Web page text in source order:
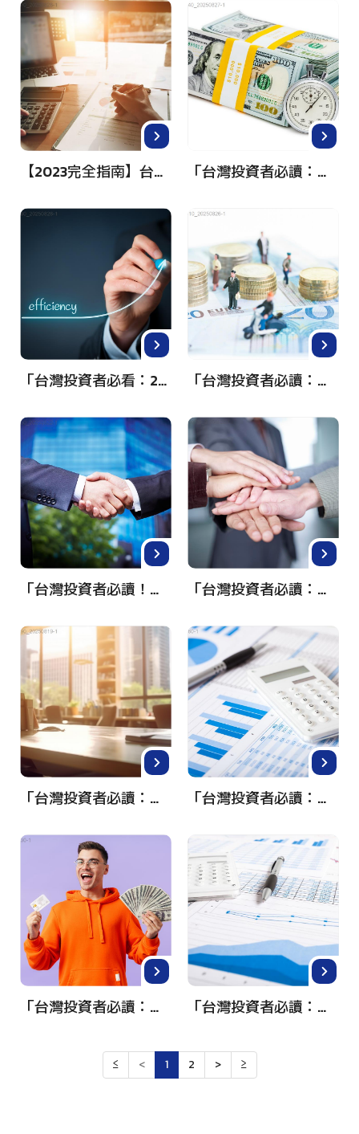
【2023完全指南】台灣投資者如何輕鬆入門美國股市？掌握關鍵策略！ 「台灣投資者必讀：如何輕鬆投資美國股票市場，掌握全球財富增長機會！」
「台灣投資者必看：2023年投資美國股票全攻略！」 「台灣投資者必讀：輕鬆入門美國股票市場的完整指南」
「台灣投資者必讀！輕鬆投資美國股票的完整指南」 「台灣投資者必讀：如何輕鬆投資美國股票市場及達成財務自由」
「台灣投資者必讀：如何輕鬆投資美國股票，實現財富增值！」 「台灣投資者必讀：如何輕鬆進軍美國股市？全面解析與實用指南！」
「台灣投資者必讀：如何輕鬆投資美國股票並賺取高收益」 「台灣投資者必讀：輕鬆入門美國股市投資完全指南！」
≤ < 1 2 > ≥